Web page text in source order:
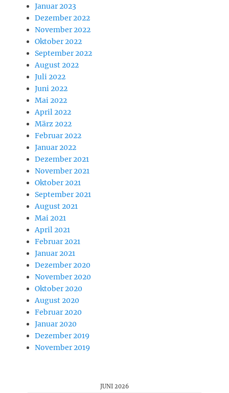
Januar 2023
Dezember 2022
November 2022
Oktober 2022
September 2022
August 2022
Juli 2022
Juni 2022
Mai 2022
April 2022
März 2022
Februar 2022
Januar 2022
Dezember 2021
November 2021
Oktober 2021
September 2021
August 2021
Mai 2021
April 2021
Februar 2021
Januar 2021
Dezember 2020
November 2020
Oktober 2020
August 2020
Februar 2020
Januar 2020
Dezember 2019
November 2019
JUNI 2026